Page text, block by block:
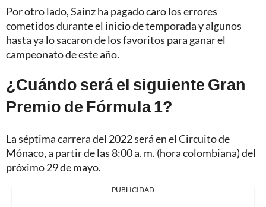
Por otro lado, Sainz ha pagado caro los errores
cometidos durante el inicio de temporada y algunos
hasta ya lo sacaron de los favoritos para ganar el
campeonato de este año.
¿Cuándo será el siguiente Gran
Premio de Fórmula 1?
La séptima carrera del 2022 será en el Circuito de
Mónaco, a partir de las 8:00 a. m. (hora colombiana) del
próximo 29 de mayo.
PUBLICIDAD